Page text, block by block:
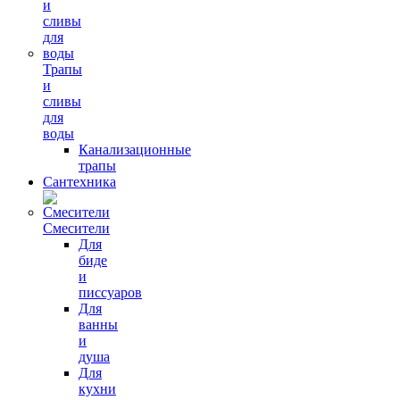
Трапы
и
сливы
для
воды
Канализационные
трапы
Сантехника
Смесители
Для
биде
и
писсуаров
Для
ванны
и
душа
Для
кухни